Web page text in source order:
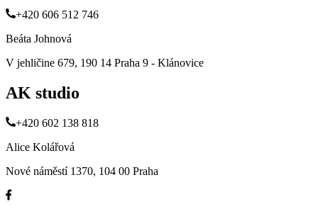
+420 606 512 746
Beáta Johnová
V jehličine 679, 190 14 Praha 9 - Klánovice
AK studio
+420 602 138 818
Alice Kolářová
Nové náměstí 1370, 104 00 Praha